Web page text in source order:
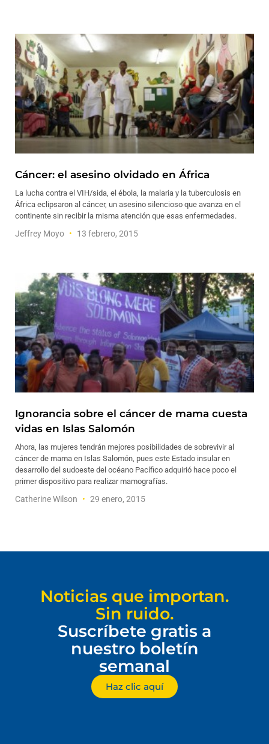
Cáncer: el asesino olvidado en África
La lucha contra el VIH/sida, el ébola, la malaria y la tuberculosis en
África eclipsaron al cáncer, un asesino silencioso que avanza en el
continente sin recibir la misma atención que esas enfermedades.
Jeffrey Moyo 13 febrero, 2015
Ignorancia sobre el cáncer de mama cuesta
vidas en Islas Salomón
Ahora, las mujeres tendrán mejores posibilidades de sobrevivir al
cáncer de mama en Islas Salomón, pues este Estado insular en
desarrollo del sudoeste del océano Pacífico adquirió hace poco el
primer dispositivo para realizar mamografías.
Catherine Wilson 29 enero, 2015
Noticias que importan.
Sin ruido.
Suscríbete gratis a
nuestro boletín
semanal
Haz clic aquí